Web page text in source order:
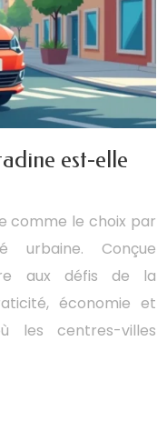
est-elle
comme le choix par
urbaine. Conçue
aux défis de la
économie et
les centres-villes